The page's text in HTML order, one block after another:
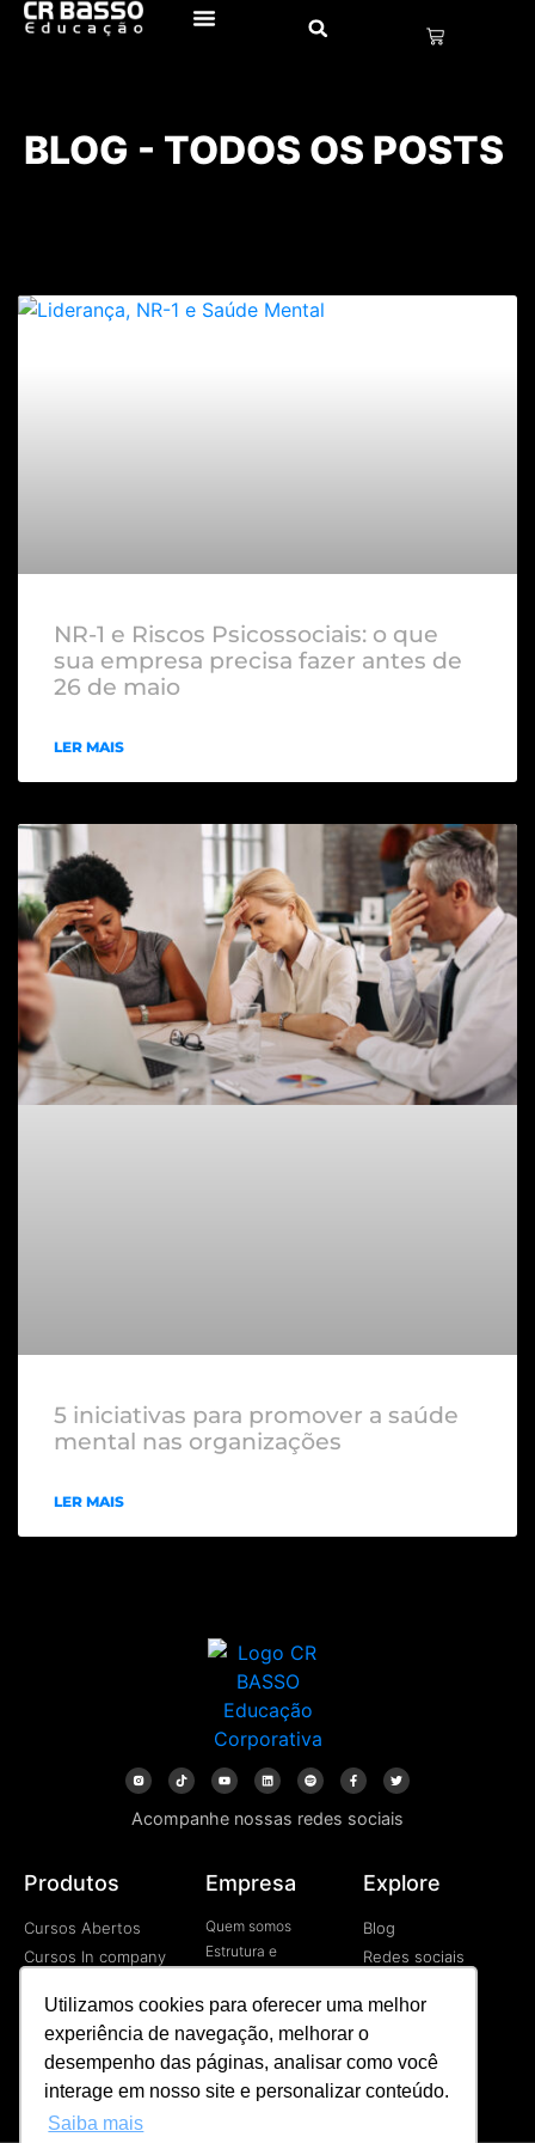
Utilizamos cookies para oferecer uma melhor
experiência de navegação, melhorar o
desempenho das páginas, analisar como você
interage em nosso site e personalizar conteúdo.
Saiba mais
BLOG - TODOS OS POSTS
NR-1 e Riscos Psicossociais: o que
sua empresa precisa fazer antes de
26 de maio
LER MAIS
5 iniciativas para promover a saúde
mental nas organizações
LER MAIS
Acompanhe nossas redes sociais
Produtos
Cursos Abertos
Cursos In company
Programa de
Desenvolvimetno de
Líderes
Palestras
Empresa
Quem somos
Estrutura e
Tecnologia
Contato
Explore
Blog
Redes sociais